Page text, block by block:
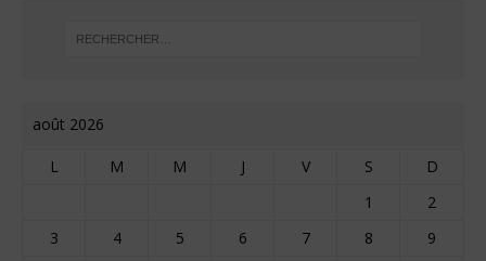
août 2026
L M M J V S
D
1
2
3
4 5 6 7 8
9